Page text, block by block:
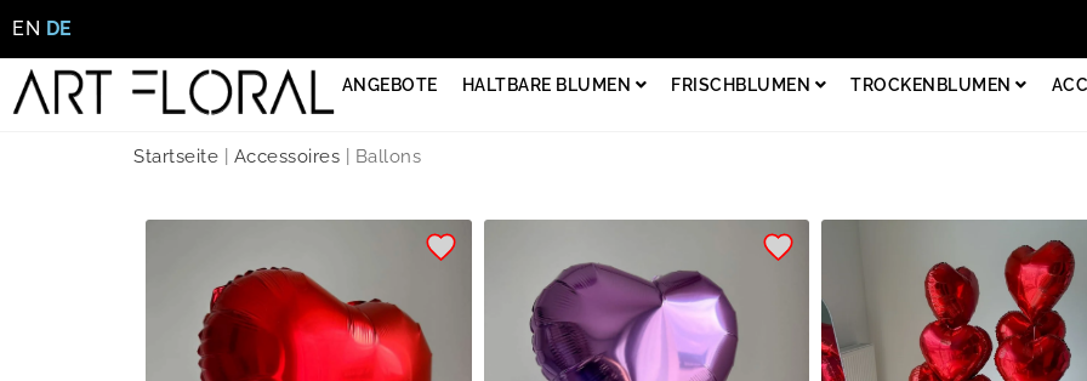
EN DE
ANGEBOTE HALTBARE BLUMEN FRISCHBLUMEN TROCKENBLUMEN
Startseite Accessoires Ballons